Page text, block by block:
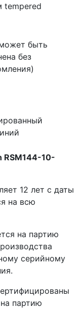
tempered
быть
без
RSM144-10-
12 лет с даты
на всю
на партию
серийному
партию